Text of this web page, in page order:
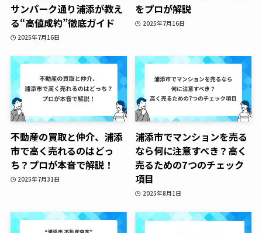
サンパーク通り浦添が教え
る“高値成約”徹底ガイド
2025年7月16日
をプロが解説
2025年7月16日
不動産の買取と仲介、浦添
市で高く売れるのはどっ
ち？プロが本音で解説！
2025年7月31日
浦添市でマンションを売る
なら何に注意すべき？高く
売るための7つのチェック
項目
2025年8月1日